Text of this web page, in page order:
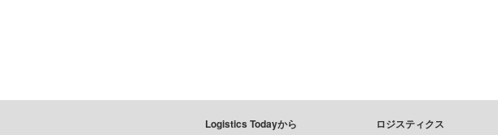
Logistics Todayから ロジスティクス